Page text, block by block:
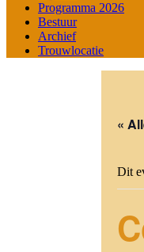
Programma 2026
Bestuur
Archief
Trouwlocatie
«
Dit